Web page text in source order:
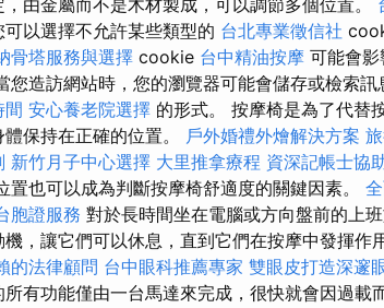
以選擇不允許某些類型的 台北專業徵信社
骨塔服務與選擇 cookie 台中精油按摩 可能會影
您造訪網站時，您的瀏覽器可能會儲存或檢索訊
間 安心養老院選擇 的形式。 按摩椅是為了代替
保持在正確的位置。 戶外婚禮外燴解決方案
新竹月子中心選擇 大里推拿療程 資深記帳士協
置也可以成為判斷按摩椅舒適度的關鍵因素。
胞證服務 對於長時間坐在電腦或方向盤前的上
，讓它們可以休息，直到它們在按摩中發揮作
的法律顧問 台中眼科推薦專家 雙眼皮打造深邃
有功能僅由一台馬達來完成，很快就會因過載